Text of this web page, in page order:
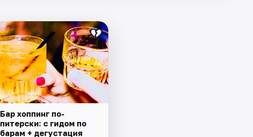
Бар хоппинг по-
питерски: с гидом по
барам + дегустация